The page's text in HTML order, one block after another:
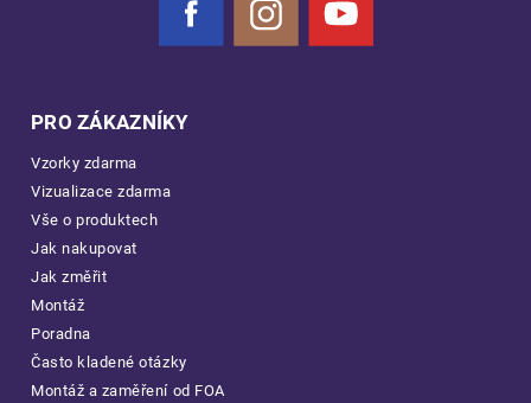
Facebook Instagram YouTube
PRO ZÁKAZNÍKY
Vzorky zdarma
Vizualizace zdarma
Vše o produktech
Jak nakupovat
Jak změřit
Montáž
Poradna
Často kladené otázky
Montáž a zaměření od FOA